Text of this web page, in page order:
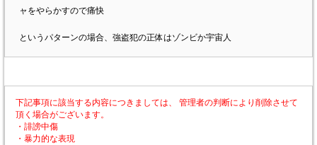
ャをやらかすので痛快
というパターンの場合、強盗犯の正体はゾンビか宇宙人
下記事項に該当する内容につきましては、 管理者の判断により削除させて
頂く場合がございます。
・誹謗中傷
・暴力的な表現